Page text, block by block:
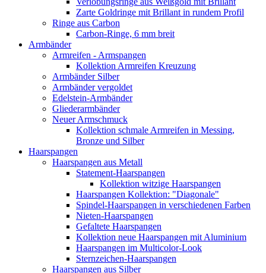
Zarte Goldringe mit Brillant in rundem Profil
Ringe aus Carbon
Carbon-Ringe, 6 mm breit
Armbänder
Armreifen - Armspangen
Kollektion Armreifen Kreuzung
Armbänder Silber
Armbänder vergoldet
Edelstein-Armbänder
Gliederarmbänder
Neuer Armschmuck
Kollektion schmale Armreifen in Messing,
Bronze und Silber
Haarspangen
Haarspangen aus Metall
Statement-Haarspangen
Kollektion witzige Haarspangen
Haarspangen Kollektion: "Diagonale"
Spindel-Haarspangen in verschiedenen Farben
Nieten-Haarspangen
Gefaltete Haarspangen
Kollektion neue Haarspangen mit Aluminium
Haarspangen im Multicolor-Look
Sternzeichen-Haarspangen
Haarspangen aus Silber